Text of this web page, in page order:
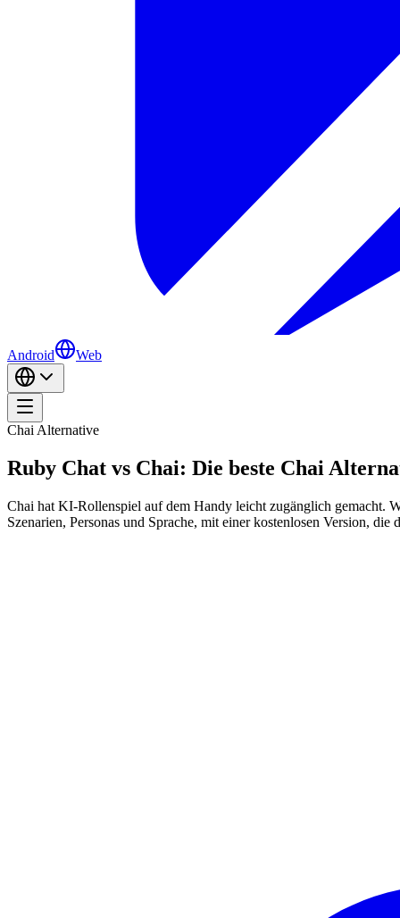
Android Web
Chai Alternative
Ruby Chat vs Chai: Die beste Chai
Chai hat KI-Rollenspiel auf dem Handy leicht zugänglich gemacht.
Szenarien, Personas und Sprache, mit einer kostenlosen Version,